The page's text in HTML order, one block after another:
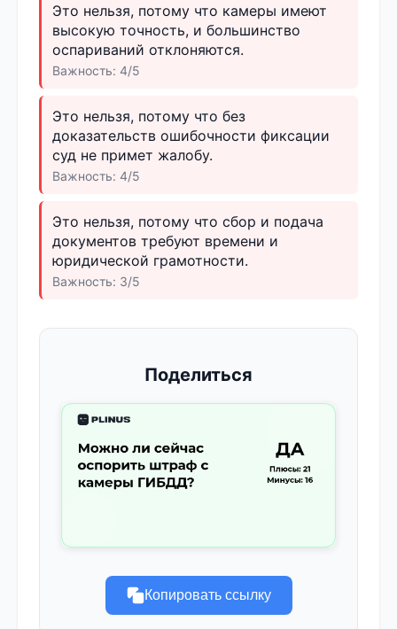
Это нельзя, потому что камеры имеют
высокую точность, и большинство
оспариваний отклоняются.
Важность: 4/5
Это нельзя, потому что без
доказательств ошибочности фиксации
суд не примет жалобу.
Важность: 4/5
Это нельзя, потому что сбор и подача
документов требуют времени и
юридической грамотности.
Важность: 3/5
Поделиться
Копировать ссылку